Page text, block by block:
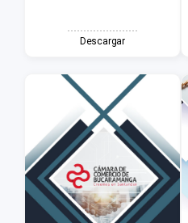
Descargar